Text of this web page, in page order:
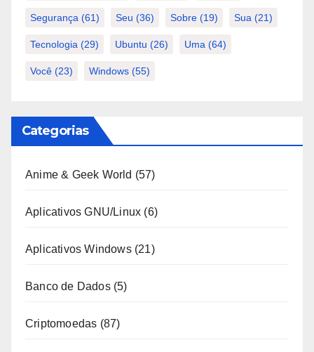
Segurança (61) Seu (36) Sobre (19) Sua (21)
Tecnologia (29) Ubuntu (26) Uma (64)
Você (23) Windows (55)
Categorias
Anime & Geek World (57)
Aplicativos GNU/Linux (6)
Aplicativos Windows(21)
Banco de Dados(5)
Criptomoedas (87)